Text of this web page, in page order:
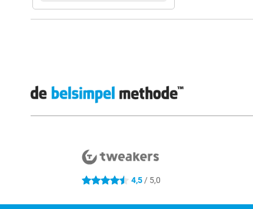
4.5 sterren 4,5/ 5,0